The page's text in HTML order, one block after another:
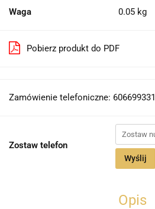
Waga 0.05 kg
Pobierz produkt do PDF
Zamówienie telefoniczne: 606699331
Zostaw telefon
Wyślij
Opis